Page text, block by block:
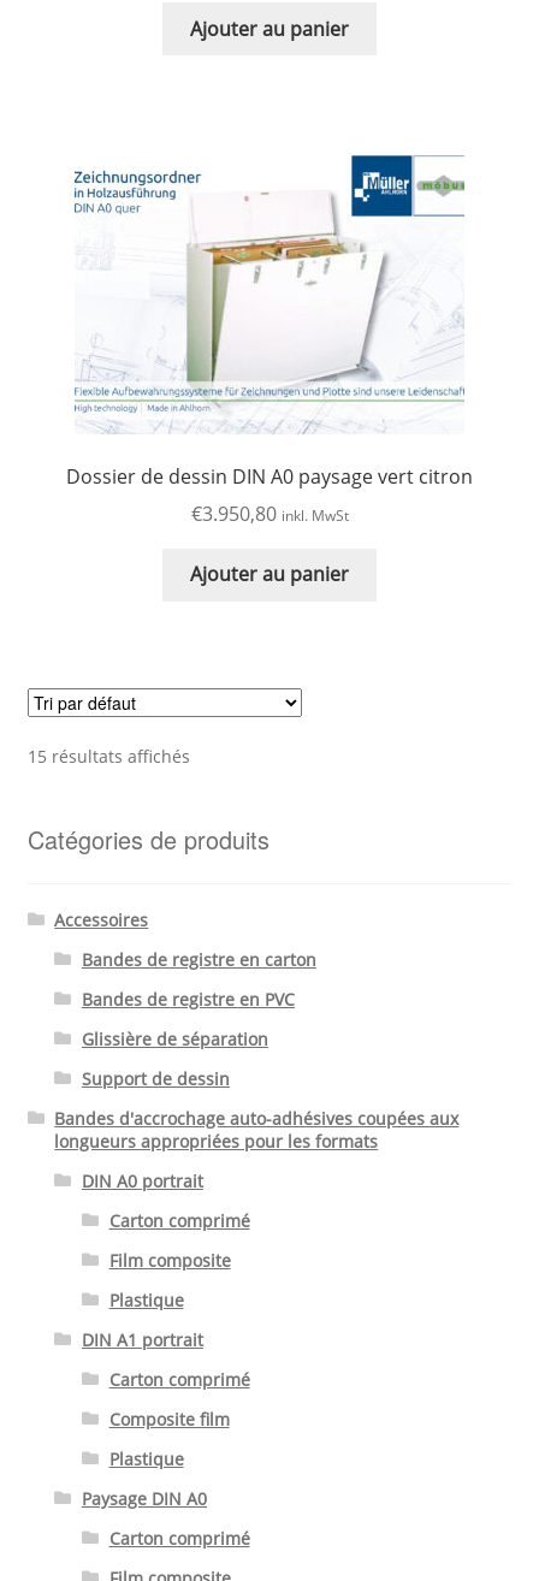
Ajouter au panier
Dossier de dessin DIN A0 paysage vert citron
€3.950,80 inkl. MwSt
Ajouter au panier
15 résultats affichés
Catégories de produits
Accessoires
Bandes de registre en carton
Bandes de registre en PVC
Glissière de séparation
Support de dessin
Bandes d'accrochage auto-adhésives coupées aux
longueurs appropriées pour les formats
DIN A0 portrait
Carton comprimé
Film composite
Plastique
DIN A1 portrait
Carton comprimé
Composite film
Plastique
Paysage DIN A0
Carton comprimé